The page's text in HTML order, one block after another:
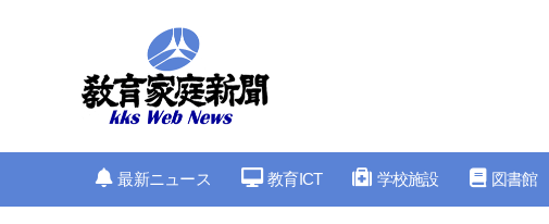
最新ニュース 教育ICT 学校施設 図書館